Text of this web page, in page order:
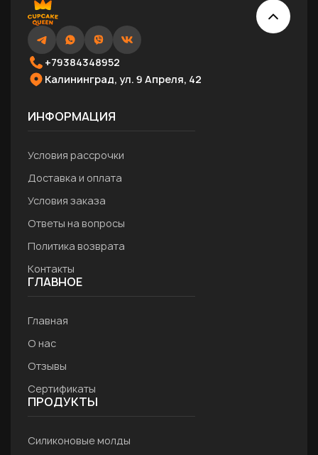
+79384348952
Калининград, ул. 9 Апреля, 42
ИНФОРМАЦИЯ
Условия рассрочки
Доставка и оплата
Условия заказа
Ответы на вопросы
Политика возврата
Контакты
ГЛАВНОЕ
Главная
О нас
Отзывы
Сертификаты
ПРОДУКТЫ
Силиконовые молды